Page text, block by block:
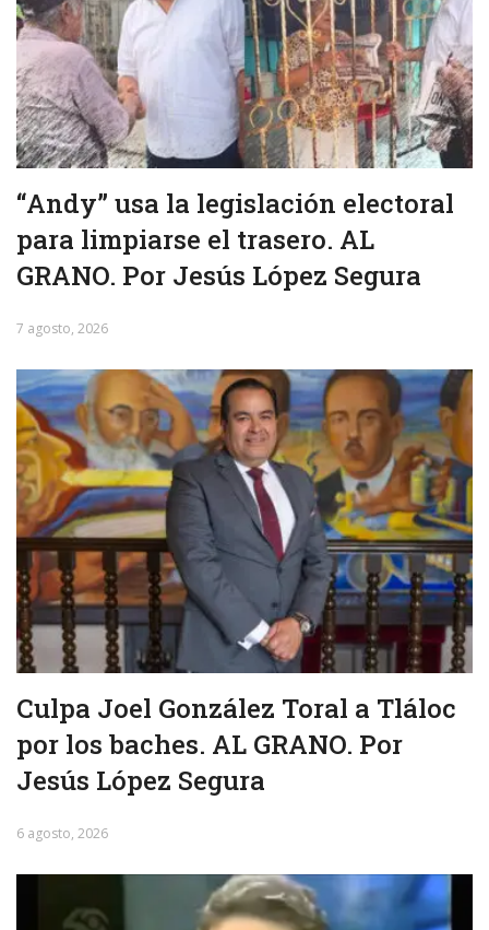
“Andy” usa la legislación electoral
para limpiarse el trasero. AL
GRANO. Por Jesús López Segura
7 agosto, 2026
Culpa Joel González Toral a Tláloc
por los baches. AL GRANO. Por
Jesús López Segura
6 agosto, 2026